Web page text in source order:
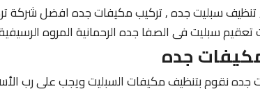
تنظيف سبليت جده , تركيب مكيفات جده افضل شركة
سبليت فى الصفا جده الرحمانية المروه
جده
جده نقوم بتنظيف مكيفات السبليت ويجب على رب